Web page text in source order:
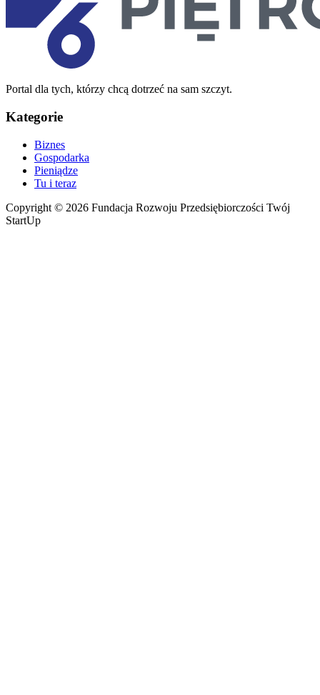
Portal dla tych, którzy chcą dotrzeć na sam szczyt.
Kategorie
Biznes
Gospodarka
Pieniądze
Tu i teraz
Copyright © 2026 Fundacja Rozwoju Przedsiębiorczości Twój
StartUp